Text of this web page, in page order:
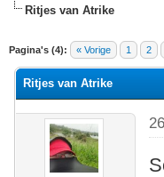
Ritjes van Atrike
Pagina's (4): « Vorige 1 2
waardering is 0
Ritjes van Atrike